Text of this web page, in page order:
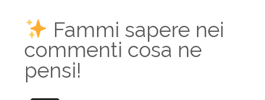
Fammi sapere nei
commenti cosa ne
pensi!